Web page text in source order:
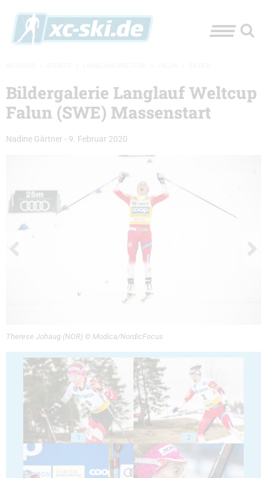
Bildergalerie Langlauf Weltcup
Falun (SWE) Massenstart
Nadine Gärtner - 9. Februar 2020
Therese Johaug (NOR) © Modica/NordicFocus
1 2